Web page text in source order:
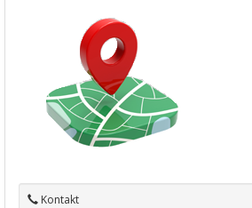
Kontakt